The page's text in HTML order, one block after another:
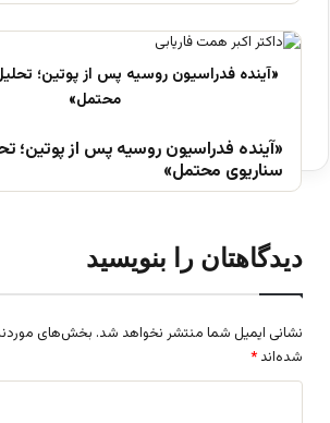
«آینده فدراسیون روسیه پس از پوتین؛
سناریوی محتمل»
دیدگاهتان را بنویسید
نشانی ایمیل شما منتشر نخواهد شد. بخش‌های
شده‌اند *